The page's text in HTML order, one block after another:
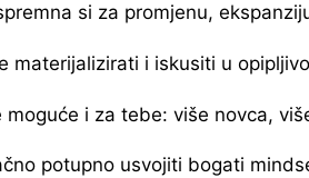
si za promjenu,
materijalizirati i iskusiti u
i za tebe: više novca,
potupno usvojiti bogati